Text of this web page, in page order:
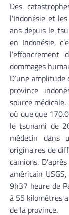
Des
l’Indonésie et
ans depuis le
en Indonésie,
l’effondrement
dommages
D’une
province
source
où quelque
le tsunami de
médecin dans
originaires de
camions.
américain
9h37 heure de
à 55 kilomètres
de la province.